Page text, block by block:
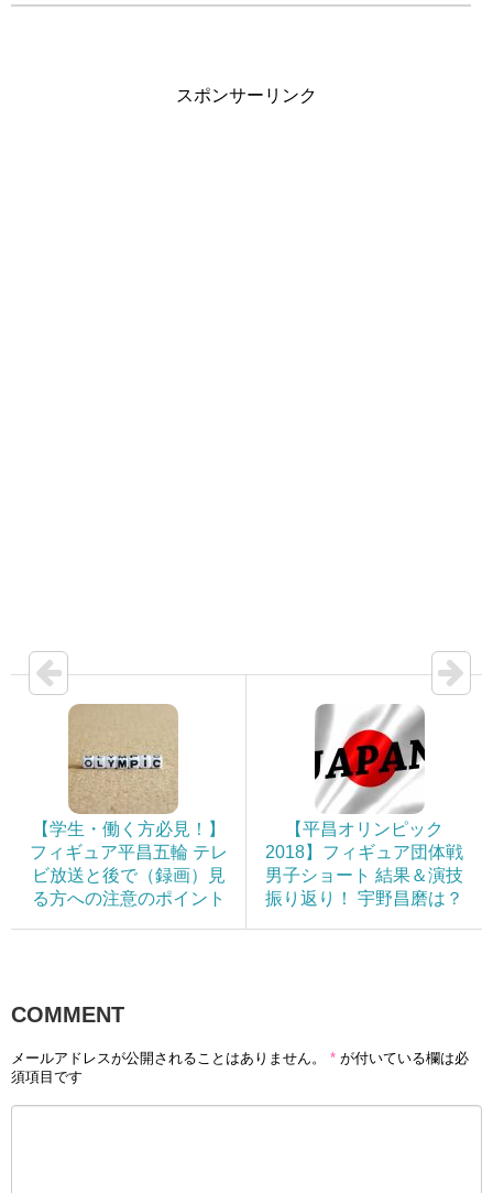
スポンサーリンク
【学生・働く方必見！】
フィギュア平昌五輪 テレ
ビ放送と後で（録画）見
る方への注意のポイント
【平昌オリンピック
2018】フィギュア団体戦
男子ショート 結果＆演技
振り返り！ 宇野昌磨は？
COMMENT
メールアドレスが公開されることはありません。 * が付いている欄は必
須項目です